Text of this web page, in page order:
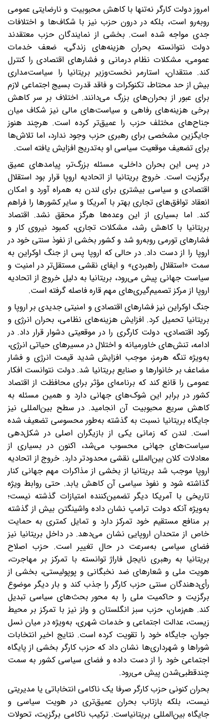
امروز دولت کارگر نه‌تنها با کاهش محبوبیت و نارضایتی عمومی
روبه‌رو است، بلکه در درون حزب نیز با شکاف‌ها و اختلافات
جدی مواجه شده است. بخشی از نمایندگان حزب معتقدند
دولت نتوانسته بحران هزینه‌های زندگی، ضعف خدمات
عمومی، مشکلات نظام درمانی و فشارهای اقتصادی را کنترل
کند. منتقدان، استارمر نخست‌وزیر بریتانیا را سیاست‌مداری
بیش از حد محتاط، تکنوکرات و فاقد قدرت بسیج اجتماعی لازم
برای عبور از بحران‌های بزرگ می‌دانند. اختلاف بر سر کاهش
برخی هزینه‌های رفاهی و سیاست‌های مالی نیز شکاف میان
جناح‌های مختلف حزب را عمیق‌تر کرده است. هرچند هنوز
جایگزین مشخصی برای رهبری حزب وجود ندارد، اما تلاش‌ها
برای تضعیف موقعیت سیاسی او به‌تدریج افزایش یافته است.
در پس این بحران داخلی، مسئله بزرگ‌تر، پیامدهای عمیق
برگزیت است. خروج بریتانیا از اتحادیه اروپا قرار بود استقلال
اقتصادی و سیاسی بیشتری برای لندن به همراه آورد و امکان
انعقاد توافق‌های تجاری بهتر با آمریکا و سایر کشورها را فراهم
کند. اما بسیاری از این وعده‌ها هرگز محقق نشد. اقتصاد
بریتانیا با کاهش رشد، مشکلات تجاری، کمبود نیروی کار و
فشارهای تورمی روبه‌رو شد و کشور بخشی از نفوذ سنتی خود در
اروپا را از دست داد. در حالی که اروپا پس از جنگ اوکراین به
سمت «استقلال راهبردی» و ایفای نقشی مستقل‌تر در امنیت و
سیاست جهانی ‌پیش می‌رود، بریتانیا به دلیل خروج از اتحادیه
اروپا از مرکز تصمیم‌گیری‌های مهم قاره فاصله گرفته است.
جنگ اوکراین نیز فشارهای اقتصادی و امنیتی جدیدی بر اروپا و
بریتانیا تحمیل کرد. افزایش هزینه‌های نظامی، بحران انرژی و
رکود اقتصادی، دولت کارگری را در موقعیتی دشوار قرار داد. در
ادامه، تنش‌های خاورمیانه و اختلال در مسیرهای حیاتی انرژی،
به‌ویژه تنگه هرمز، موجب افزایش شدید قیمت انرژی و فشار
مضاعف بر خانوارها و صنایع بریتانیا شد. دولت نتوانست افکار
عمومی را قانع کند که برنامه‌ای مؤثر برای محافظت از اقتصاد
کشور در برابر این شوک‌های جهانی دارد و همین مسئله به
کاهش سریع محبوبیت آن انجامید. در سطح بین‌المللی نیز
جایگاه بریتانیا نسبت به گذشته به‌طور محسوسی تضعیف شده
است. لندن که زمانی یکی از بازیگران اصلی در شکل‌دهی
سیاست‌های جهانی محسوب می‌شد، اکنون در بسیاری از
معادلات کلان بین‌المللی نقشی محدودتر دارد. خروج از اتحادیه
اروپا موجب شد بریتانیا از بخشی از مذاکرات مهم جهانی کنار
گذاشته شود و نفوذ سیاسی آن کاهش یابد. حتی روابط ویژه
تاریخی با آمریکا دیگر تضمین‌کننده امتیازات گذشته نیست؛
به‌ویژه آنکه‌ دولت ترامپ نشان داده واشینگتن بیش از گذشته
بر منافع مستقیم خود تمرکز دارد و تمایل کمتری به حمایت
خاص از متحدان اروپایی نشان می‌دهد. در داخل بریتانیا نیز
فضای سیاسی به‌سرعت در حال تغییر است. حزب اصلاح
بریتانیا به رهبری نایجل فاراژ توانسته با تمرکز بر مهاجرت،
هویت ملی و شعارهای ضد نخبگانی و پوپولیستی، بخشی از
رأی‌دهندگان سنتی حزب کارگر را جذب کند و بار دیگر موضوع
برگزیت و حاکمیت ملی را به محور بحث‌های سیاسی تبدیل
کند. هم‌زمان، حزب سبز انگلستان و ولز نیز با تمرکز بر محیط‌
زیست، عدالت اجتماعی و خدمات شهری، به‌ویژه در میان نسل
جوان، جایگاه خود را تقویت کرده است. نتایج اخیر انتخابات
شوراها و شهرداری‌ها نشان داد که حزب کارگر بخشی از پایگاه
اجتماعی خود را از دست داده و فضای سیاسی کشور به سمت
چندقطبی‌شدن پیش می‌رود.
بحران کنونی حزب کارگر صرفا یک ناکامی انتخاباتی یا مدیریتی
نیست، بلکه بازتاب بحران عمیق‌تری در هویت سیاسی و
جایگاه بین‌المللی بریتانیاست. ترکیب ناکامی برگزیت، تحولات